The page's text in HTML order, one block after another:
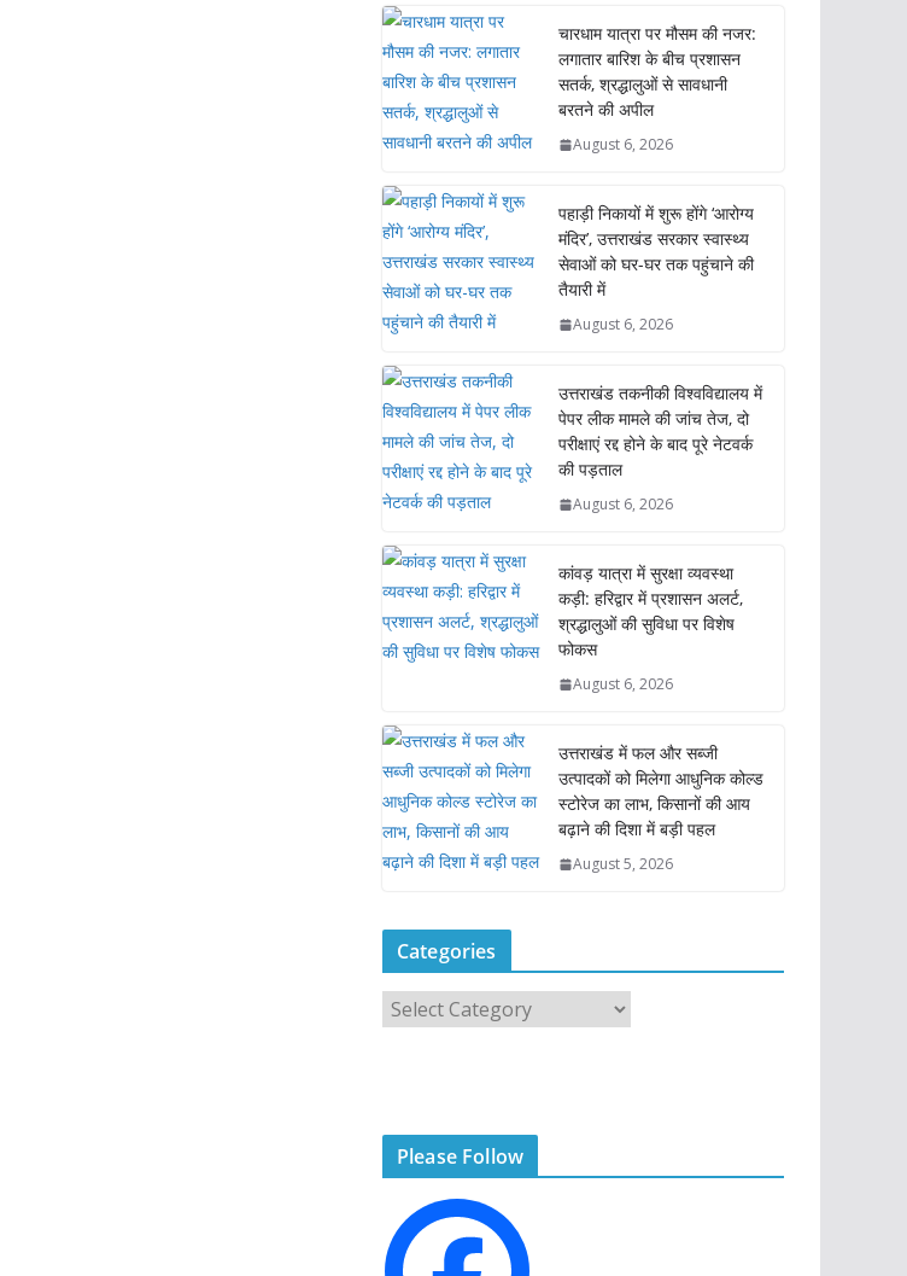
चारधाम यात्रा पर मौसम की नजर:
लगातार बारिश के बीच प्रशासन
सतर्क, श्रद्धालुओं से सावधानी
बरतने की अपील
August 6, 2026
पहाड़ी निकायों में शुरू होंगे ‘आरोग्य
मंदिर’, उत्तराखंड सरकार स्वास्थ्य
सेवाओं को घर-घर तक पहुंचाने की
तैयारी में
August 6, 2026
उत्तराखंड तकनीकी विश्वविद्यालय में
पेपर लीक मामले की जांच तेज, दो
परीक्षाएं रद्द होने के बाद पूरे नेटवर्क
की पड़ताल
August 6, 2026
कांवड़ यात्रा में सुरक्षा व्यवस्था
कड़ी: हरिद्वार में प्रशासन अलर्ट,
श्रद्धालुओं की सुविधा पर विशेष
फोकस
August 6, 2026
उत्तराखंड में फल और सब्जी
उत्पादकों को मिलेगा आधुनिक कोल्ड
स्टोरेज का लाभ, किसानों की आय
बढ़ाने की दिशा में बड़ी पहल
August 5, 2026
Categories
a
r
e
Please Follow